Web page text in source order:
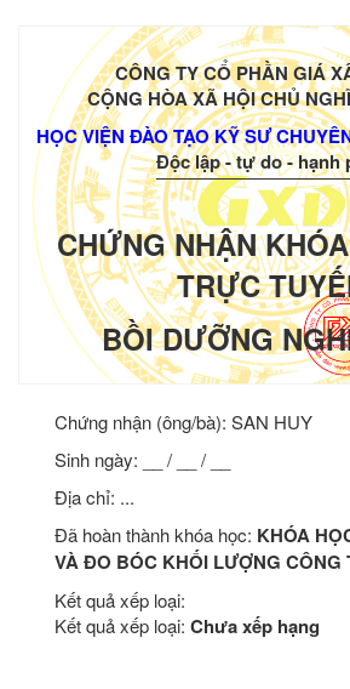
CÔNG TY CỔ PHẦN GIÁ
CỘNG HÒA XÃ HỘI CHỦ
HỌC VIỆN ĐÀO TẠO KỸ SƯ
Độc lập - tự do - hạnh
CHỨNG NHẬN
TRỰC
BỒI DƯỠNG
Chứng nhận (ông/bà): SAN HUY
Sinh ngày: __ / __ / __
Địa chỉ: ...
Đã hoàn thành khóa học: KHÓA
VÀ ĐO BÓC KHỐI LƯỢNG CÔNG
Kết quả xếp loại:
Kết quả xếp loại: Chưa xếp hạng